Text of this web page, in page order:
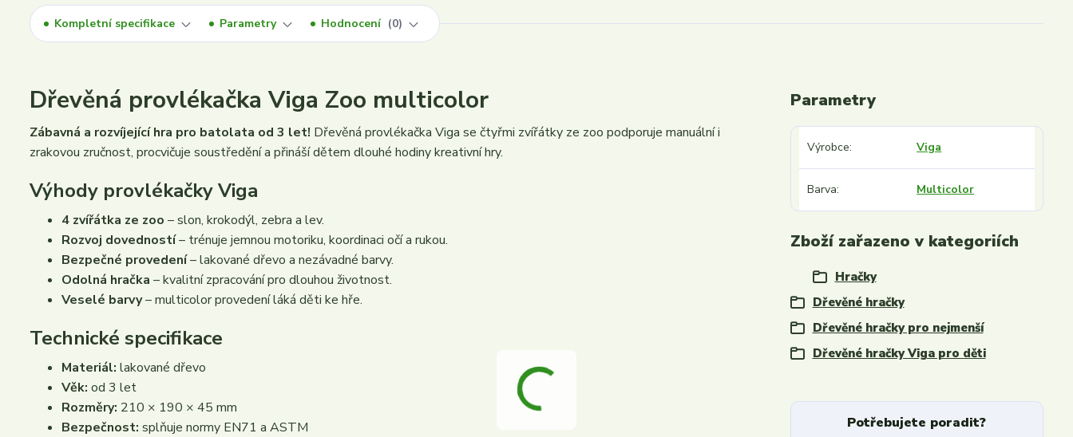
Kompletní specifikace Parametry Hodnocení 0
Dřevěná provlékačka Viga Zoo multicolor
Zábavná a rozvíjející hra pro batolata od 3 let! Dřevěná provlékačka Viga se čtyřmi zvířátky ze zoo podporuje manuální i
zrakovou zručnost, procvičuje soustředění a přináší dětem dlouhé hodiny kreativní hry.
Výhody provlékačky Viga
4 zvířátka ze zoo – slon, krokodýl, zebra a lev.
Rozvoj dovedností– trénuje jemnou motoriku, koordinaci očí a rukou.
Bezpečné provedení– lakované dřevo a nezávadné barvy.
Odolná hračka – kvalitní zpracování pro dlouhou životnost.
Veselé barvy– multicolor provedení láká děti ke hře.
Technické specifikace
Materiál: lakované dřevo
Věk: od 3 let
Rozměry: 210 × 190 × 45 mm
Bezpečnost: splňuje normy EN71 a ASTM
Parametry
Výrobce Viga
Barva Multicolor
Zboží zařazeno v kategoriích
Hračky
Dřevěné hračky
Dřevěné hračky pro nejmenší
Dřevěné hračky Viga pro děti
Potřebujete poradit?